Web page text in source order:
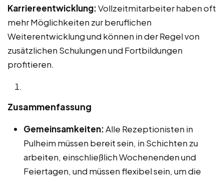
Karriereentwicklung:Vollzeitmitarbeiter haben oft
mehr Möglichkeiten zur beruflichen
Weiterentwicklung und können in der Regel von
zusätzlichen Schulungen und Fortbildungen
profitieren.
Zusammenfassung
Gemeinsamkeiten:Alle Rezeptionisten in
Pulheim müssen bereit sein, in Schichten zu
arbeiten, einschließlich Wochenenden und
Feiertagen, und müssen flexibel sein, um die